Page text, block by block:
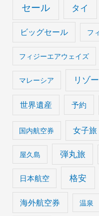
セール タイ
ビッグセール フ
フィジーエアウェイズ
マレーシア リゾ
世界遺産 予約
国内航空券 女子旅
屋久島 弾丸旅
日本航空 格安
海外航空券 温泉